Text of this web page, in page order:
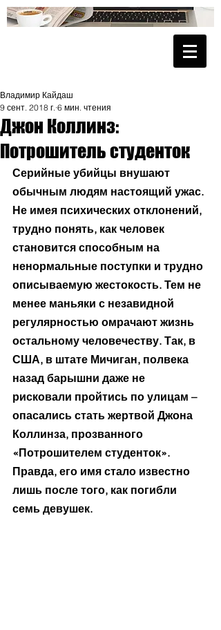
Джон Коллинз:
Потрошитель студенток
Владимир Кайдаш
9 сент. 2018 г. 6 мин. чтения
Серийные убийцы внушают
обычным людям настоящий ужас.
Не имея психических отклонений,
трудно понять, как человек
становится способным на
ненормальные поступки и трудно
описываемую жестокость. Тем не
менее маньяки с незавидной
регулярностью омрачают жизнь
остальному человечеству. Так, в
США, в штате Мичиган, полвека
назад барышни даже не
рисковали пройтись по улицам –
опасались стать жертвой Джона
Коллинза, прозванного
«Потрошителем студенток».
Правда, его имя стало известно
лишь после того, как погибли
семь девушек.